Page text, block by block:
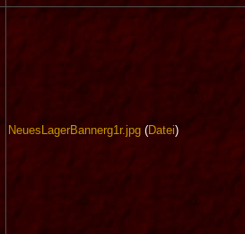
NeuesLagerBannerg1r.jpg(Datei)